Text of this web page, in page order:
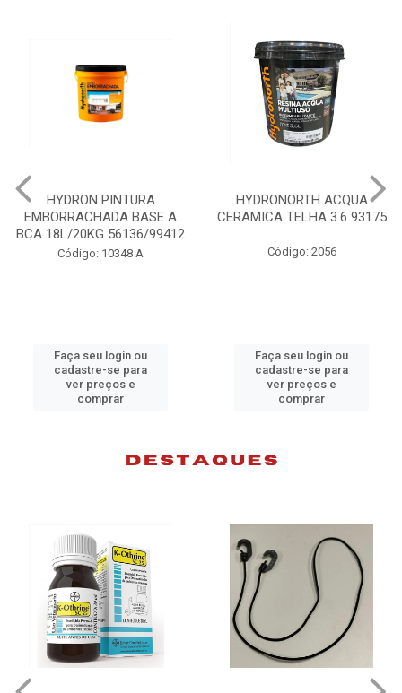
HYDRONORTH ACQUA
CERAMICA TELHA 3.6 93175
Código: 2056
Faça seu login ou
cadastre-se para
ver preços e
comprar
HYDRONORTH GRANFFINO
PEDRAS MARROCOS 20KG
Código: 10383 B
Faça seu login ou
cadastre-se para
ver preços e
comprar